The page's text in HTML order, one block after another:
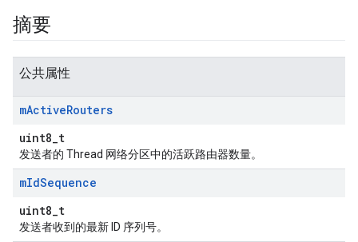
摘要
公共属性
mActiveRouters
uint8_t
发送者的 Thread 网络分区中的活跃路由器数量。
mIdSequence
uint8_t
发送者收到的最新 ID 序列号。